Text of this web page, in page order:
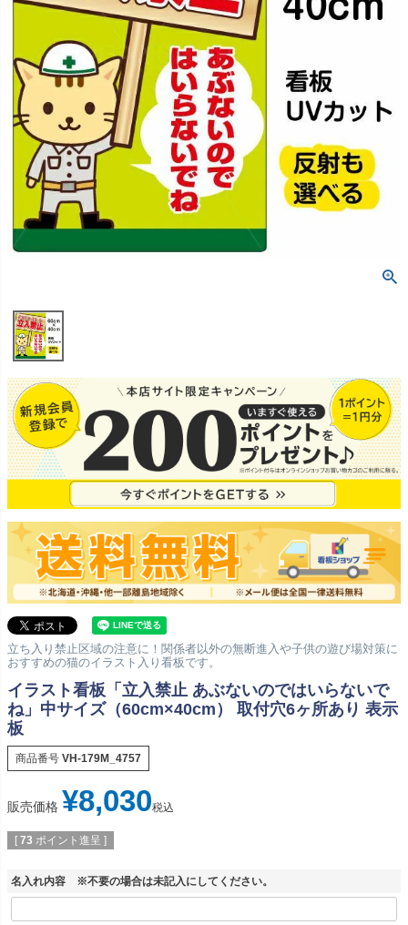
立ち入り禁止区域の注意に！関係者以外の無断進入や子供の遊び場対策に
おすすめの猫のイラスト入り看板です。
イラスト看板「立入禁止 あぶないのではいらないで
ね」中サイズ（60cm×40cm） 取付穴6ヶ所あり 表示
板
商品番号 VH-179M_4757
販売価格 ¥8,030税込
[ 73 ポイント進呈 ]
名入れ内容 ※不要の場合は未記入にしてください。